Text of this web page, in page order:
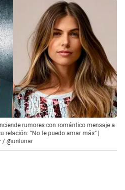
rumores con romántico mensaje a
relación: “No te puedo amar más” |
/ @unlunar